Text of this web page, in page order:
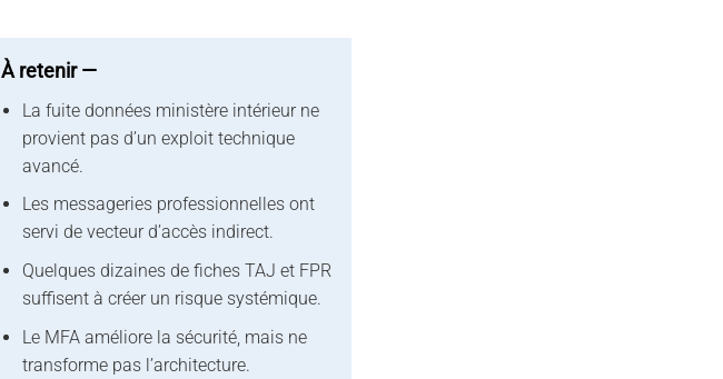
À retenir —
La fuite données ministère intérieur ne
provient pas d’un exploit technique
avancé.
Les messageries professionnelles ont
servi de vecteur d’accès indirect.
Quelques dizaines de fiches TAJ et FPR
suffisent à créer un risque systémique.
Le MFA améliore la sécurité, mais ne
transforme pas l’architecture.